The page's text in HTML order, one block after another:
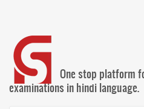
content
One stop platform
examinations in hindi language.